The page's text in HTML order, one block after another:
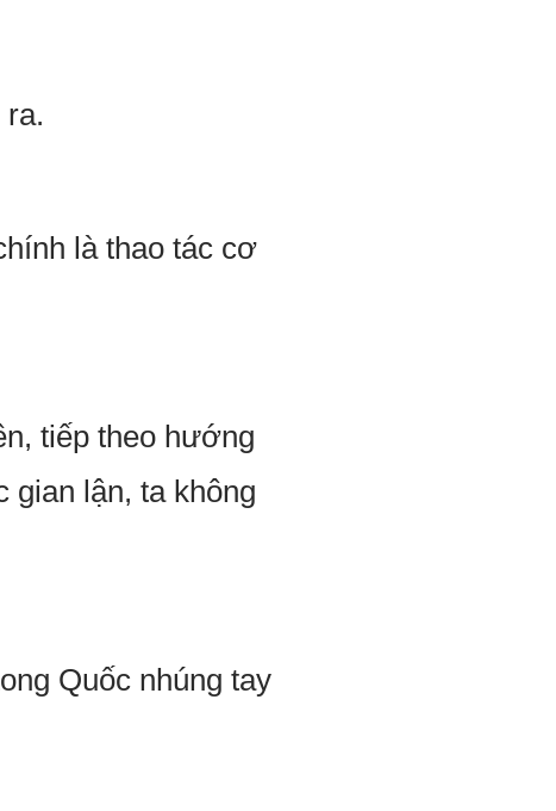
là thao tác cơ
tiếp theo hướng
gian lận, ta không
Quốc nhúng tay